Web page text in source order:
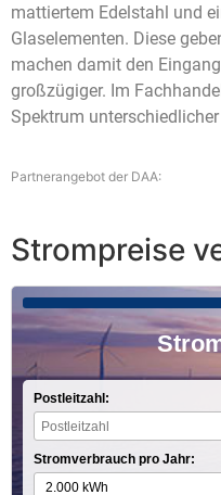
mattiertem Edelstahl und
Glaselementen. Diese
machen damit den
großzügiger. Im
Spektrum
Partnerangebot der DAA:
Strompreise
Postleitzahl:
Stromverbrauch pro Jahr: